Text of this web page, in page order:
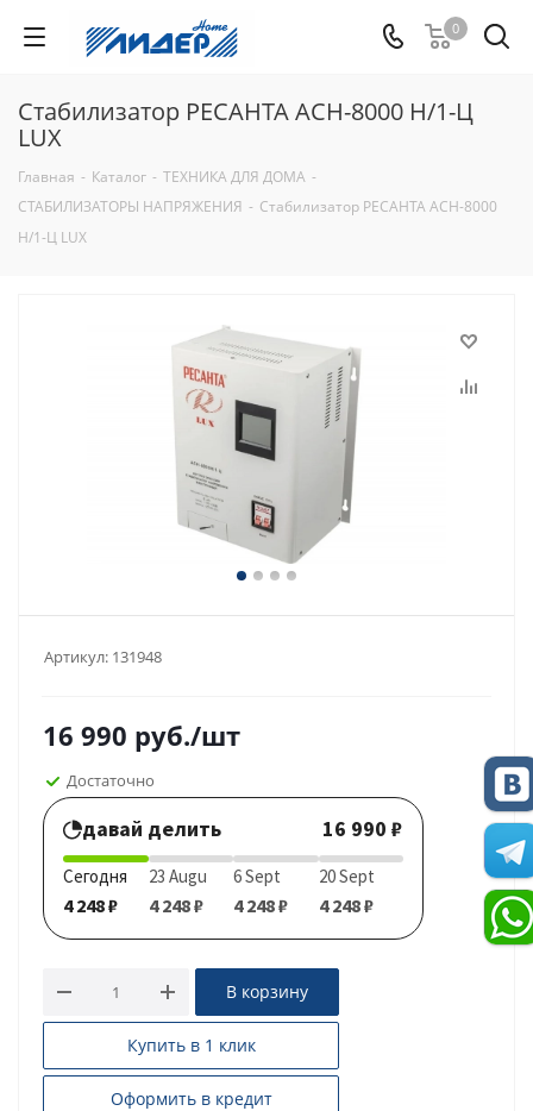
0
Стабилизатор РЕСАНТА АСН-8000 Н/1-Ц
LUX
Главная - Каталог - ТЕХНИКА ДЛЯ ДОМА -
СТАБИЛИЗАТОРЫ НАПРЯЖЕНИЯ - Стабилизатор РЕСАНТА АСН-8000
Н/1-Ц LUX
Артикул: 131948
16 990 руб./шт
Достаточно
давай делить 16 990 ₽
Сегодня
4 248 ₽
23 Augu
4 248 ₽
6 Sept
4 248 ₽
20 Sept
4 248 ₽
В корзину
Купить в 1 клик
Оформить в кредит